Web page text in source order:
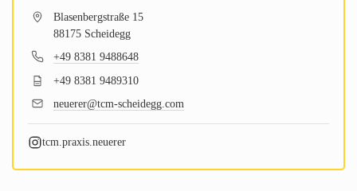
Blasenbergstraße 15
88175 Scheidegg
+49 8381 9488648
+49 8381 9489310
neuerer@tcm-scheidegg.com
tcm.praxis.neuerer